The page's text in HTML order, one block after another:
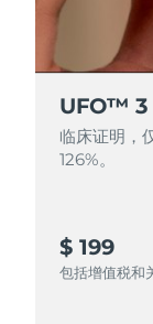
UFO™ 3
临床证明，
126%。
$ 199
包括增值税和
墨西哥
摩纳哥
荷兰
新西兰
阿曼